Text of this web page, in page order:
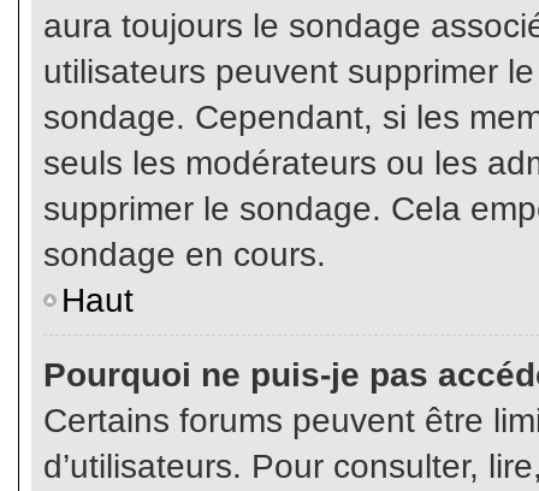
aura toujours le sondage
utilisateurs peuvent supprimer
sondage. Cependant, si les
seuls les modérateurs ou les
supprimer le sondage. Cela
sondage en cours.
Haut
Pourquoi ne puis-je pas
Certains forums peuvent être
d’utilisateurs. Pour consulter,